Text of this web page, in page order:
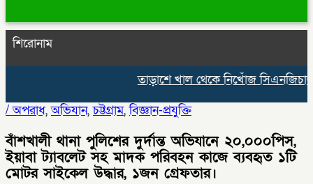
শিরোনাম
তাড়াশে খাল থেকে নিখোঁজ
/অপরাধ,অভিযান,চট্টগ্রাম,বিজ্ঞান-প্রযুক্তি
বাঁশখালী থানা পুলিশের দুর্দান্ত অভিযানে ২০,০০০পিস,
ইয়াবা ট্যাবলেট সহ মাদক পরিবহন কাজে ব্যবহৃত ১টি
মোটর সাইকেল উদ্ধার, ১জন গ্রেফতার।